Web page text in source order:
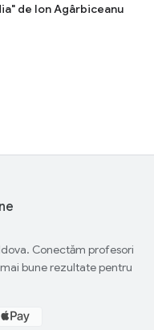
de Ion Agârbiceanu
Conectăm profesori
bune rezultate pentru